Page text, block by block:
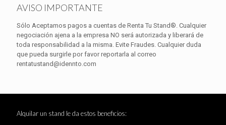
AVISO IMPORTANTE
Sólo Aceptamos pagos a cuentas de Renta Tu Stand®. Cualquier
negociación ajena a la empresa NO será autorizada y liberará de
toda responsabilidad a la misma. Evite Fraudes. Cualquier duda
que pueda surgirle por favor reportarla al correo
rentatustand@idennto.com
Alquilar un stand le da estos beneficios: